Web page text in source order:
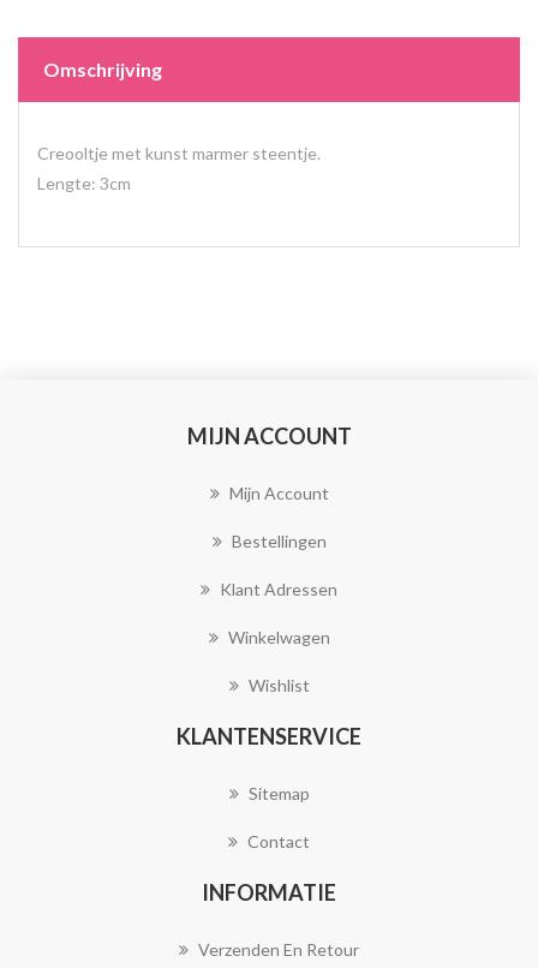
Omschrijving
Creooltje met kunst marmer steentje.
Lengte: 3cm
MIJN ACCOUNT
Mijn Account
Bestellingen
Klant Adressen
Winkelwagen
Wishlist
KLANTENSERVICE
Sitemap
Contact
INFORMATIE
Verzenden En Retour